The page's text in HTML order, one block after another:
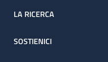
LA RICERCA
SOSTIENICI